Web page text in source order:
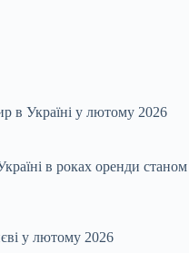
в роках оренди станом
у лютому 2026